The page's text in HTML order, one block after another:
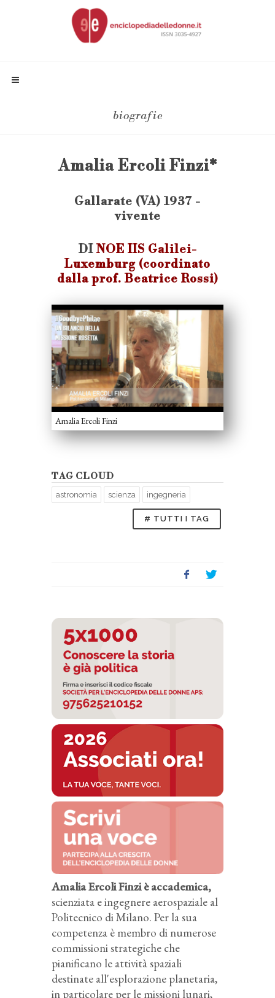
biografie
Amalia Ercoli Finzi*
Gallarate (VA) 1937 -
vivente
DI NOE IIS Galilei-
Luxemburg (coordinato
dalla prof. Beatrice Rossi)
Amalia Ercoli Finzi
TAG CLOUD
astronomia scienza ingegneria
# TUTTI I TAG
Amalia Ercoli Finzi è accademica,
scienziata e ingegnere aerospaziale al
Politecnico di Milano. Per la sua
competenza è membro di numerose
commissioni strategiche che
pianificano le attività spaziali
destinate all'esplorazione planetaria,
in particolare per le missioni lunari,